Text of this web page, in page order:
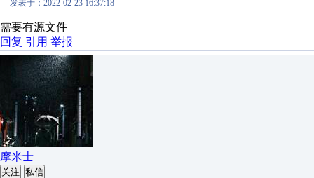
发表于：2022-02-23 16:37:18
需要有源文件
回复 引用 举报
摩米士
关注 私信